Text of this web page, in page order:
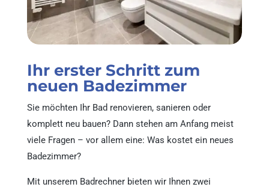
Ihr erster Schritt zum
neuen Badezimmer
Sie möchten Ihr Bad renovieren, sanieren oder
komplett neu bauen? Dann stehen am Anfang meist
viele Fragen – vor allem eine: Was kostet ein neues
Badezimmer?
Mit unserem Badrechner bieten wir Ihnen zwei